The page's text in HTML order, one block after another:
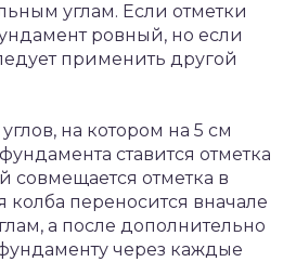
углам. Если отметки
ровный, но если
применить другой
на котором на 5 см
ставится отметка
совмещается отметка в
колба переносится вначале
а после дополнительно
через каждые